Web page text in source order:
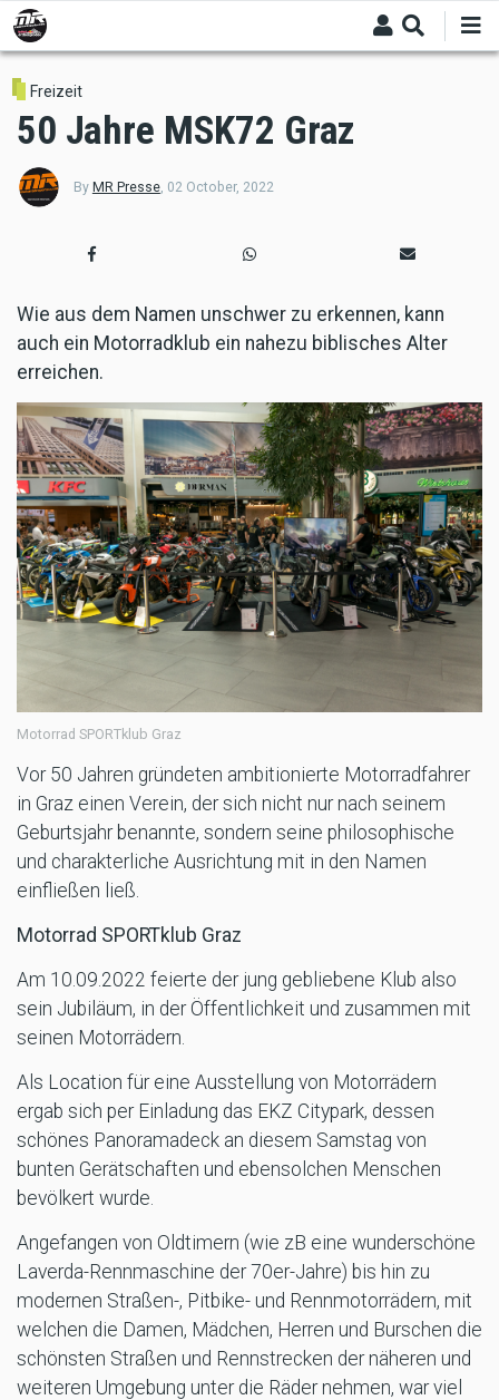
Skip
to
main
content
Freizeit
50 Jahre MSK72 Graz
By MR Presse, 02 October, 2022
Wie aus dem Namen unschwer zu erkennen, kann
auch ein Motorradklub ein nahezu biblisches Alter
erreichen.
Motorrad SPORTklub Graz
Vor 50 Jahren gründeten ambitionierte Motorradfahrer
in Graz einen Verein, der sich nicht nur nach seinem
Geburtsjahr benannte, sondern seine philosophische
und charakterliche Ausrichtung mit in den Namen
einfließen ließ.
Motorrad SPORTklub Graz
Am 10.09.2022 feierte der jung gebliebene Klub also
sein Jubiläum, in der Öffentlichkeit und zusammen mit
seinen Motorrädern.
Als Location für eine Ausstellung von Motorrädern
ergab sich per Einladung das EKZ Citypark, dessen
schönes Panoramadeck an diesem Samstag von
bunten Gerätschaften und ebensolchen Menschen
bevölkert wurde.
Angefangen von Oldtimern (wie zB eine wunderschöne
Laverda-Rennmaschine der 70er-Jahre) bis hin zu
modernen Straßen-, Pitbike- und Rennmotorrädern, mit
welchen die Damen, Mädchen, Herren und Burschen die
schönsten Straßen und Rennstrecken der näheren und
weiteren Umgebung unter die Räder nehmen, war viel